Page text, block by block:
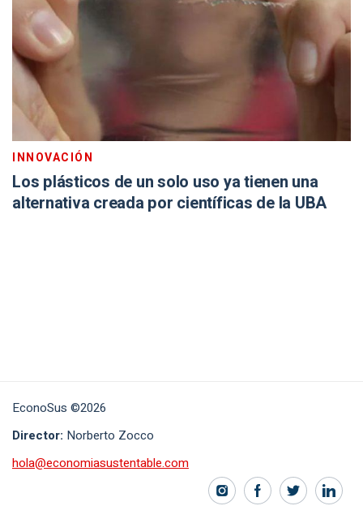
INNOVACIÓN
Los plásticos de un solo uso ya tienen una
alternativa creada por científicas de la UBA
EconoSus ©2026
Director: Norberto Zocco
hola@economiasustentable.com